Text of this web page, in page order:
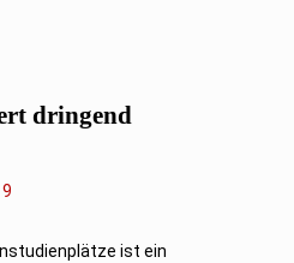
dringend
ist ein